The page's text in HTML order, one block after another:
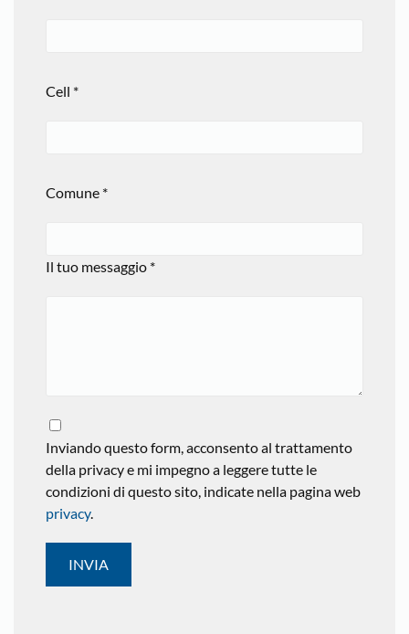
Cell *
Comune *
Il tuo messaggio *
Inviando questo form, acconsento al trattamento
della privacy e mi impegno a leggere tutte le
condizioni di questo sito, indicate nella pagina web
privacy.